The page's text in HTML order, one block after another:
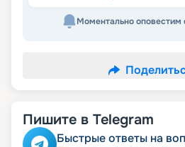
Моментально оповестим
Пишите в Telegram
Быстрые ответы на